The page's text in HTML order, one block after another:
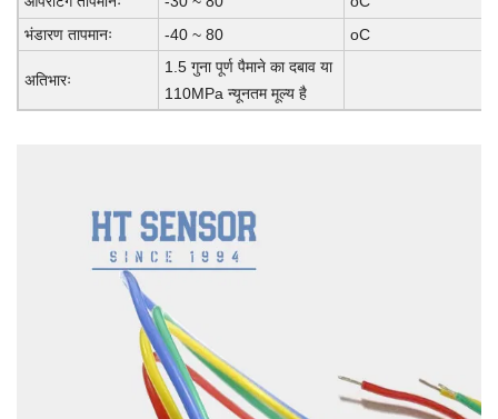
भंडारण तापमानः
-40 ~ 80 oC
अतिभारः
1.5 गुना पूर्ण पैमाने का दबाव या
110MPa न्यूनतम मूल्य है